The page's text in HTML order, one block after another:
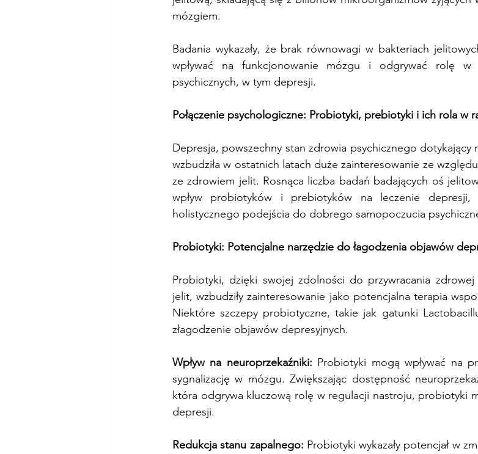
mózgiem.
Badania wykazały, że brak równowagi w bakteriach
wpływać na funkcjonowanie mózgu i odgrywać rolę
psychicznych, w tym depresji.
Połączenie psychologiczne: Probiotyki, prebiotyki i ich rola w
Depresja, powszechny stan zdrowia psychicznego dotykający
wzbudziła w ostatnich latach duże zainteresowanie ze
ze zdrowiem jelit. Rosnąca liczba badań badających oś
wpływ probiotyków i prebiotyków na leczenie depresji,
holistycznego podejścia do dobrego samopoczucia
Probiotyki: Potencjalne narzędzie do łagodzenia objawów
Probiotyki, dzięki swojej zdolności do przywracania
jelit, wzbudziły zainteresowanie jako potencjalna terapia
Niektóre szczepy probiotyczne, takie jak gatunki
złagodzenie objawów depresyjnych.
Wpływ na neuroprzekaźniki: Probiotyki mogą wpływać na
sygnalizację w mózgu. Zwiększając dostępność
która odgrywa kluczową rolę w regulacji nastroju, probiotyki
depresji.
Redukcja stanu zapalnego: Probiotyki wykazały potencjał w